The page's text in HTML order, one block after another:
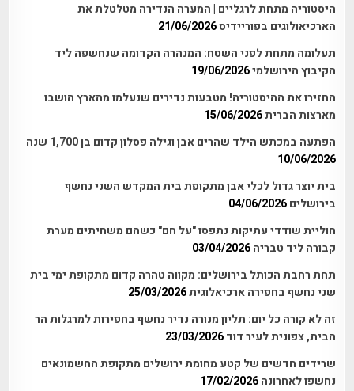
היסטוריה מתחת לרגליים | המערה הנדירה מטלטלת את
הארכיאולוגים בפוריידיס21/06/2026
תעלומה מתחת לפני השטח: המנהרה הקדומה שנחשפה ליד
הקיבוץ הירושלמי19/06/2026
החזירו את ההיסטוריה! מטבעות נדירים שנעלמו מהארץ הושבו
מארצות הברית15/06/2026
הפתעה במכתש הילד שהרים אבן וגילה פסלון קדום בן 1,700 שנה
10/06/2026
בית יוצר גדול לכלי אבן מתקופת בית המקדש השני נחשף
בירושלים 04/06/2026
חוליית שודדי עתיקות נתפסו "על חם" כשהם משחיתים מערת
קבורה ליד טבריה 03/04/2026
תחת רחבת הכותל בירושלים: מקווה טהרה קדום מתקופת ימי בית
שני נחשף בחפירה ארכיאלוגית25/03/2026
זה לא קורה כל יום: תליון מנורה נדיר נחשף בחפירות למרגלות הר
הבית, צפונית לעיר דוד 23/03/2026
שרידים חדשים של קטע מחומת ירושלים מתקופת החשמונאים
נחשפו לאחרונה 17/02/2026